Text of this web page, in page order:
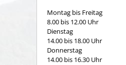
Montag bis Freitag
8.00 bis 12.00 Uhr
Dienstag
14.00 bis 18.00 Uhr
Donnerstag
14.00 bis 16.30 Uhr